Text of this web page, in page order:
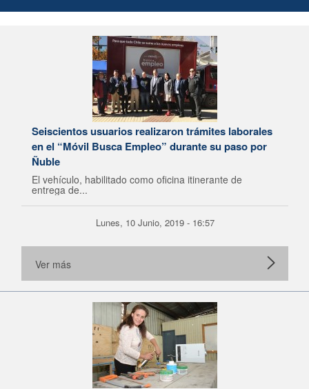
Seiscientos usuarios realizaron trámites laborales
en el “Móvil Busca Empleo” durante su paso por
Ñuble
El vehículo, habilitado como oficina itinerante de
entrega de...
Lunes, 10 Junio, 2019 - 16:57
Ver más